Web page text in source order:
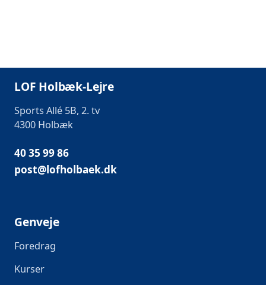
LOF Holbæk-Lejre
Sports Allé 5B, 2. tv
4300 Holbæk
40 35 99 86
post@lofholbaek.dk
Genveje
Foredrag
Kurser